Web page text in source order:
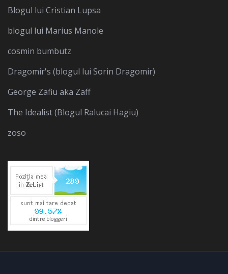
Blogul lui Cristian Lupsa
blogul lui Marius Manole
cosmin bumbutz
Dragomir's (blogul lui Sorin Dragomir)
George Zafiu aka Zaff
The Idealist (Blogul Ralucai Hagiu)
zoso